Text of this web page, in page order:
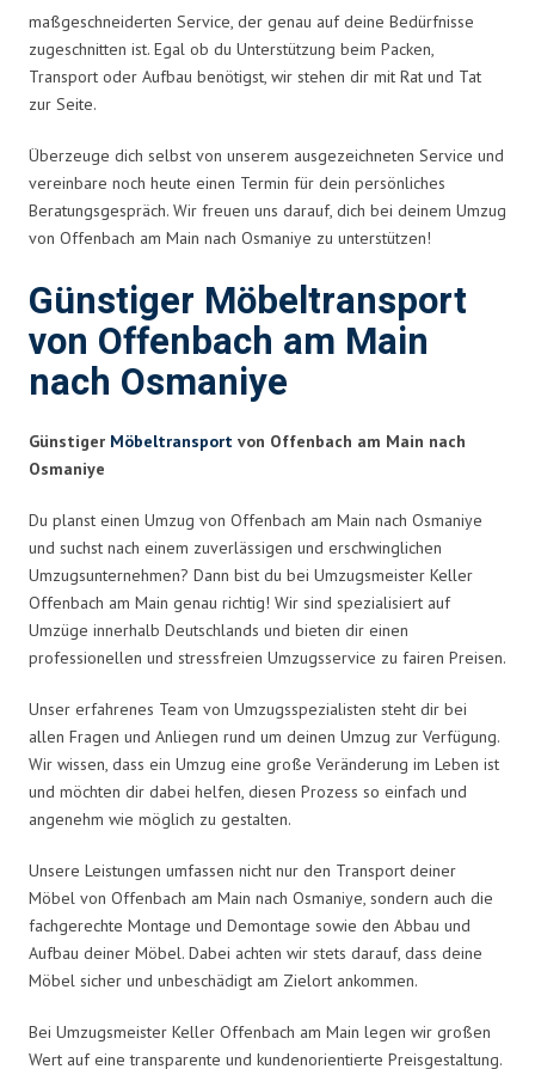
maßgeschneiderten Service, der genau auf deine Bedürfnisse
zugeschnitten ist. Egal ob du Unterstützung beim Packen,
Transport oder Aufbau benötigst, wir stehen dir mit Rat und Tat
zur Seite.
Überzeuge dich selbst von unserem ausgezeichneten Service und
vereinbare noch heute einen Termin für dein persönliches
Beratungsgespräch. Wir freuen uns darauf, dich bei deinem Umzug
von Offenbach am Main nach Osmaniye zu unterstützen!
Günstiger Möbeltransport
von Offenbach am Main
nach Osmaniye
Günstiger Möbeltransport von Offenbach am Main nach
Osmaniye
Du planst einen Umzug von Offenbach am Main nach Osmaniye
und suchst nach einem zuverlässigen und erschwinglichen
Umzugsunternehmen? Dann bist du bei Umzugsmeister Keller
Offenbach am Main genau richtig! Wir sind spezialisiert auf
Umzüge innerhalb Deutschlands und bieten dir einen
professionellen und stressfreien Umzugsservice zu fairen Preisen.
Unser erfahrenes Team von Umzugsspezialisten steht dir bei
allen Fragen und Anliegen rund um deinen Umzug zur Verfügung.
Wir wissen, dass ein Umzug eine große Veränderung im Leben ist
und möchten dir dabei helfen, diesen Prozess so einfach und
angenehm wie möglich zu gestalten.
Unsere Leistungen umfassen nicht nur den Transport deiner
Möbel von Offenbach am Main nach Osmaniye, sondern auch die
fachgerechte Montage und Demontage sowie den Abbau und
Aufbau deiner Möbel. Dabei achten wir stets darauf, dass deine
Möbel sicher und unbeschädigt am Zielort ankommen.
Bei Umzugsmeister Keller Offenbach am Main legen wir großen
Wert auf eine transparente und kundenorientierte Preisgestaltung.